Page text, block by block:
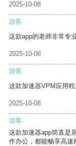
2025-10-08
游客
这款app的老师非常专
2025-10-08
游客
这款加速器VPM应用
2025-10-08
游客
这款加速器app简直是
作办公，都能畅享高